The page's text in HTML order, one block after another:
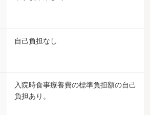
自己負担なし
入院時食事療養費の標準負担額の自己
負担あり。